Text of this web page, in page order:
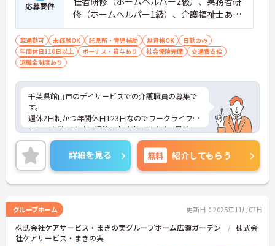
応募要件
修（ホームヘルパー1級）、介護福祉士あれ
ば尚可 経験不問
車通勤可 未経験OK 託児所・育児補助 無資格OK
日勤のみ
年間休日110日以上
ボーナス・賞与あり 社会保険完備
交通費支給
退職金制度あり
千葉県館山市のデイサービスでの介護職員の募集で
す。
週休2日制かつ年間休日123日なのでワークライフバ
ランスを整えやすい環境でお仕事できます。昇給・
賞与ありのため、あなたの頑張りがしっかり評価さ
れます。
ご興味のある方は、面接のポイントをお伝えします
のでお気軽にお問い合せください。
詳細を見る 無料 紹介してもらう
グループホーム 更新日：2025年11月07日
株式会社ケアサービス・まきの実グループホーム広瀬ガーデン
株式会
社ケアサービス・まきの実